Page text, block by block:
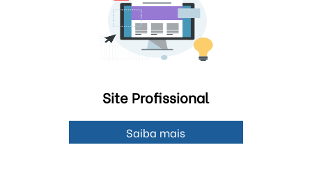
Site Profissional
Saiba mais